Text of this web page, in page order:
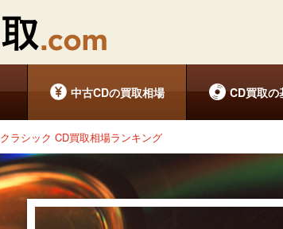
中古CDの買取相場 CD買取の
クラシック CD買取相場ランキング